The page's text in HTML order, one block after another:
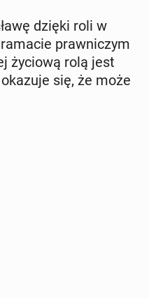
dzięki roli w
praw­ni­czym
życiową rolą jest
się, że może